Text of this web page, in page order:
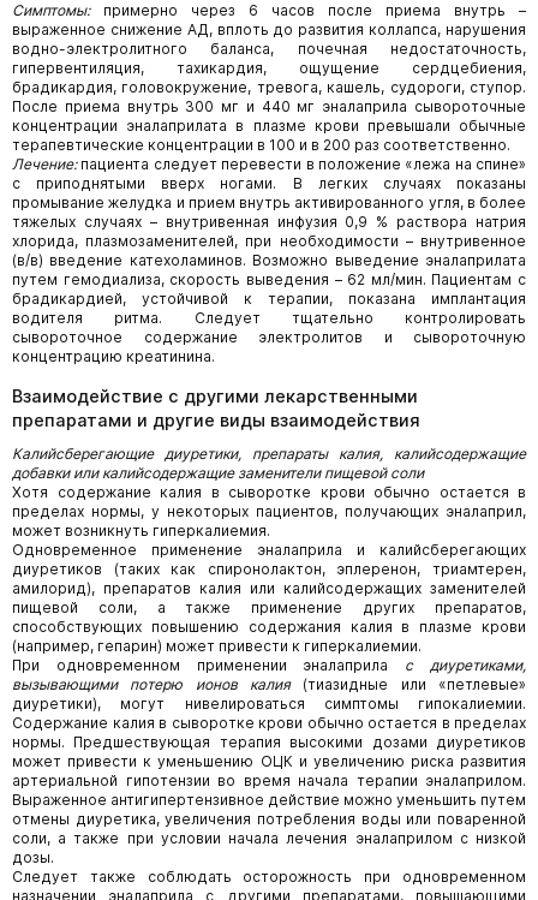
Симптомы: примерно через 6 часов после приема внутрь –
выраженное снижение АД, вплоть до развития коллапса, нарушения
водно-электролитного баланса, почечная недостаточность,
гипервентиляция, тахикардия, ощущение сердцебиения,
брадикардия, головокружение, тревога, кашель, судороги, ступор.
После приема внутрь 300 мг и 440 мг эналаприла сывороточные
концентрации эналаприлата в плазме крови превышали обычные
терапевтические концентрации в 100 и в 200 раз соответственно.
Лечение: пациента следует перевести в положение «лежа на спине»
с приподнятыми вверх ногами. В легких случаях показаны
промывание желудка и прием внутрь активированного угля, в более
тяжелых случаях – внутривенная инфузия 0,9 % раствора натрия
хлорида, плазмозаменителей, при необходимости – внутривенное
(в/в) введение катехоламинов. Возможно выведение эналаприлата
путем гемодиализа, скорость выведения – 62 мл/мин. Пациентам с
брадикардией, устойчивой к терапии, показана имплантация
водителя ритма. Следует тщательно контролировать
сывороточное содержание электролитов и сывороточную
концентрацию креатинина.
Взаимодействие с другими лекарственными
препаратами и другие виды взаимодействия
Калийсберегающие диуретики, препараты калия, калийсодержащие
добавки или калийсодержащие заменители пищевой соли
Хотя содержание калия в сыворотке крови обычно остается в
пределах нормы, у некоторых пациентов, получающих эналаприл,
может возникнуть гиперкалиемия.
Одновременное применение эналаприла и калийсберегающих
диуретиков (таких как спиронолактон, эплеренон, триамтерен,
амилорид), препаратов калия или калийсодержащих заменителей
пищевой соли, а также применение других препаратов,
способствующих повышению содержания калия в плазме крови
(например, гепарин) может привести к гиперкалиемии.
При одновременном применении эналаприла с диуретиками,
вызывающими потерю ионов калия(тиазидные или «петлевые»
диуретики), могут нивелироваться симптомы гипокалиемии.
Содержание калия в сыворотке крови обычно остается в пределах
нормы. Предшествующая терапия высокими дозами диуретиков
может привести к уменьшению ОЦК и увеличению риска развития
артериальной гипотензии во время начала терапии эналаприлом.
Выраженное антигипертензивное действие можно уменьшить путем
отмены диуретика, увеличения потребления воды или поваренной
соли, а также при условии начала лечения эналаприлом с низкой
дозы.
Следует также соблюдать осторожность при одновременном
назначении эналаприла с другими препаратами, повышающими